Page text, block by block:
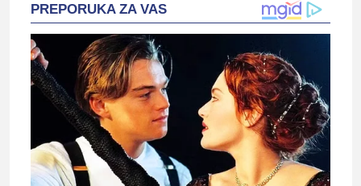
PREPORUKA ZA VAS